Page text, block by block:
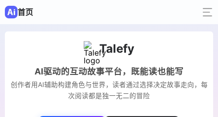
首页
Talefy
AI驱动的互动故事平台，既能读也能写
创作者用AI辅助构建角色与世界，读者通过选择决定故事走向，每
次阅读都是独一无二的冒险